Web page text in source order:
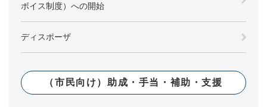
ボイス制度）への開始
ディスポーザ
（市民向け）助成・手当・補助・支援